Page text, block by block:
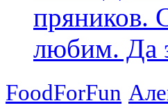
пряников.
любим. Да
FoodForFun